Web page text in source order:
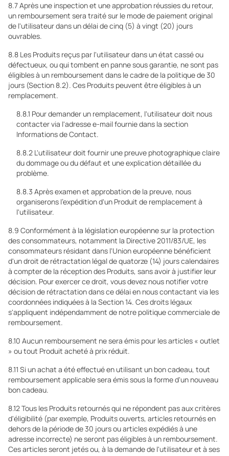
8.7 Après une inspection et une approbation réussies du retour,
un remboursement sera traité sur le mode de paiement original
de l'utilisateur dans un délai de cinq (5) à vingt (20) jours
ouvrables.
8.8 Les Produits reçus par l'utilisateur dans un état cassé ou
défectueux, ou qui tombent en panne sous garantie, ne sont pas
éligibles à un remboursement dans le cadre de la politique de 30
jours (Section 8.2). Ces Produits peuvent être éligibles à un
remplacement.
8.8.1 Pour demander un remplacement, l'utilisateur doit nous
contacter via l'adresse e-mail fournie dans la section
Informations de Contact.
8.8.2 L'utilisateur doit fournir une preuve photographique claire
du dommage ou du défaut et une explication détaillée du
problème.
8.8.3 Après examen et approbation de la preuve, nous
organiserons l'expédition d'un Produit de remplacement à
l'utilisateur.
8.9 Conformément à la législation européenne sur la protection
des consommateurs, notamment la Directive 2011/83/UE, les
consommateurs résidant dans l'Union européenne bénéficient
d'un droit de rétractation légal de quatorze (14) jours calendaires
à compter de la réception des Produits, sans avoir à justifier leur
décision. Pour exercer ce droit, vous devez nous notifier votre
décision de rétractation dans ce délai en nous contactant via les
coordonnées indiquées à la Section 14. Ces droits légaux
s'appliquent indépendamment de notre politique commerciale de
remboursement.
8.10 Aucun remboursement ne sera émis pour les articles « outlet
» ou tout Produit acheté à prix réduit.
8.11 Si un achat a été effectué en utilisant un bon cadeau, tout
remboursement applicable sera émis sous la forme d'un nouveau
bon cadeau.
8.12 Tous les Produits retournés qui ne répondent pas aux critères
d'éligibilité (par exemple, Produits ouverts, articles retournés en
dehors de la période de 30 jours ou articles expédiés à une
adresse incorrecte) ne seront pas éligibles à un remboursement.
Ces articles seront jetés ou, à la demande de l'utilisateur et à ses